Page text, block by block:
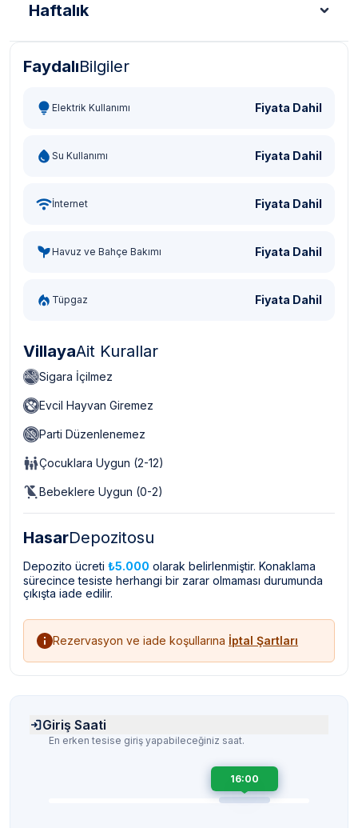
Haftalık
Türk Lirası - TL
FaydalıBilgiler
Elektrik Kullanımı Fiyata Dahil
Su Kullanımı Fiyata Dahil
İnternet Fiyata Dahil
Havuz ve Bahçe Bakımı Fiyata Dahil
Tüpgaz Fiyata Dahil
VillayaAit Kurallar
Sigara İçilmez
Evcil Hayvan Giremez
Parti Düzenlenemez
Çocuklara Uygun (2-12)
Bebeklere Uygun (0-2)
HasarDepozitosu
Depozito ücreti ₺5.000 olarak belirlenmiştir. Konaklama
sürecince tesiste herhangi bir zarar olmaması durumunda
çıkışta iade edilir.
Rezervasyon ve iade koşullarına İptal Şartları
Giriş Saati
En erken tesise giriş yapabileceğiniz saat.
16:00